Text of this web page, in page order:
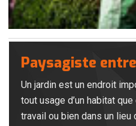
Paysagiste
Un jardin est un endroit
tout usage d’un habitat
travail ou bien dans un lieu